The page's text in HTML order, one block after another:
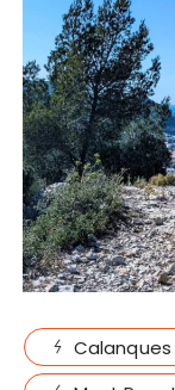
Calanques